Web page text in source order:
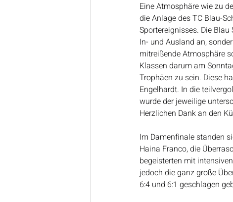
Eine Atmosphäre wie zu
die Anlage des TC Blau-
Sportereignisses. Die
In- und Ausland an,
mitreißende Atmosphäre
Klassen darum am
Trophäen zu sein. Diese
Engelhardt. In die
wurde der jeweilige
Herzlichen Dank an den
Im Damenfinale standen
Haina Franco, die
begeisterten mit
jedoch die ganz große
6:4 und 6:1 geschlagen